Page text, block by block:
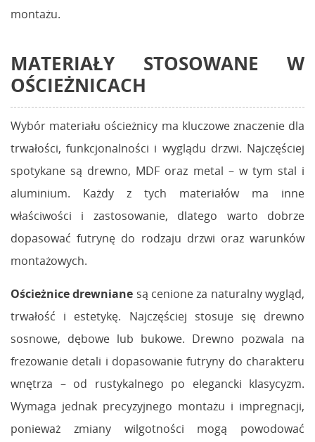
montażu.
MATERIAŁY STOSOWANE W
OŚCIEŻNICACH
Wybór materiału ościeżnicy ma kluczowe znaczenie dla
trwałości, funkcjonalności i wyglądu drzwi. Najczęściej
spotykane są drewno, MDF oraz metal – w tym stal i
aluminium. Każdy z tych materiałów ma inne
właściwości i zastosowanie, dlatego warto dobrze
dopasować futrynę do rodzaju drzwi oraz warunków
montażowych.
Ościeżnice drewniane są cenione za naturalny wygląd,
trwałość i estetykę. Najczęściej stosuje się drewno
sosnowe, dębowe lub bukowe. Drewno pozwala na
frezowanie detali i dopasowanie futryny do charakteru
wnętrza – od rustykalnego po elegancki klasycyzm.
Wymaga jednak precyzyjnego montażu i impregnacji,
ponieważ zmiany wilgotności mogą powodować